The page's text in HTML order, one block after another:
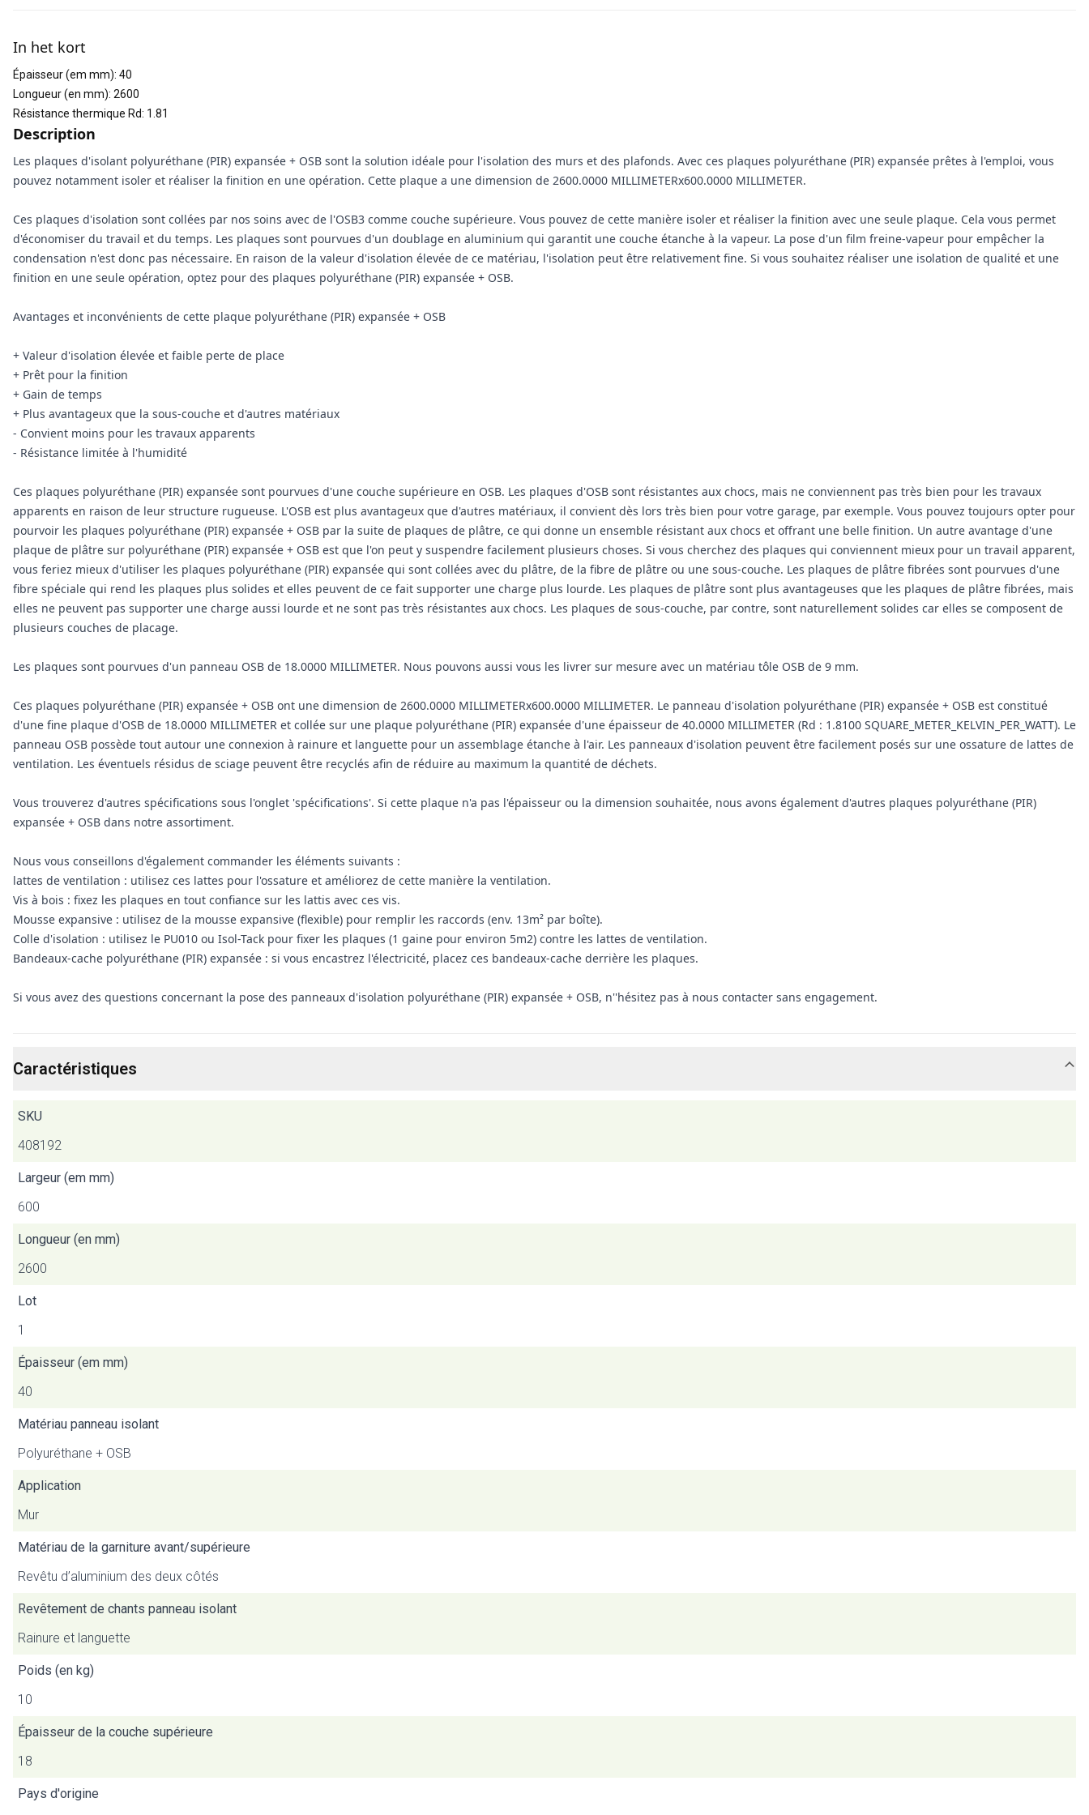
In het kort
Épaisseur (em mm): 40
Longueur (en mm): 2600
Résistance thermique Rd: 1.81
Description
Les plaques d'isolant polyuréthane (PIR) expansée + OSB sont la solution idéale pour l'isolation des murs et des plafonds. Avec ces plaques polyuréthane (PIR) expansée prêtes à l'emploi, vous
pouvez notamment isoler et réaliser la finition en une opération. Cette plaque a une dimension de 2600.0000 MILLIMETERx600.0000 MILLIMETER.
Ces plaques d'isolation sont collées par nos soins avec de l'OSB3 comme couche supérieure. Vous pouvez de cette manière isoler et réaliser la finition avec une seule plaque. Cela vous permet
d'économiser du travail et du temps. Les plaques sont pourvues d'un doublage en aluminium qui garantit une couche étanche à la vapeur. La pose d'un film freine-vapeur pour empêcher la
condensation n'est donc pas nécessaire. En raison de la valeur d'isolation élevée de ce matériau, l'isolation peut être relativement fine. Si vous souhaitez réaliser une isolation de qualité et une
finition en une seule opération, optez pour des plaques polyuréthane (PIR) expansée + OSB.
Avantages et inconvénients de cette plaque polyuréthane (PIR) expansée + OSB
+ Valeur d'isolation élevée et faible perte de place
+ Prêt pour la finition
+ Gain de temps
+ Plus avantageux que la sous-couche et d'autres matériaux
- Convient moins pour les travaux apparents
- Résistance limitée à l'humidité
Ces plaques polyuréthane (PIR) expansée sont pourvues d'une couche supérieure en OSB. Les plaques d'OSB sont résistantes aux chocs, mais ne conviennent pas très bien pour les travaux
apparents en raison de leur structure rugueuse. L'OSB est plus avantageux que d'autres matériaux, il convient dès lors très bien pour votre garage, par exemple. Vous pouvez toujours opter pour
pourvoir les plaques polyuréthane (PIR) expansée + OSB par la suite de plaques de plâtre, ce qui donne un ensemble résistant aux chocs et offrant une belle finition. Un autre avantage d'une
plaque de plâtre sur polyuréthane (PIR) expansée + OSB est que l'on peut y suspendre facilement plusieurs choses. Si vous cherchez des plaques qui conviennent mieux pour un travail apparent,
vous feriez mieux d'utiliser les plaques polyuréthane (PIR) expansée qui sont collées avec du plâtre, de la fibre de plâtre ou une sous-couche. Les plaques de plâtre fibrées sont pourvues d'une
fibre spéciale qui rend les plaques plus solides et elles peuvent de ce fait supporter une charge plus lourde. Les plaques de plâtre sont plus avantageuses que les plaques de plâtre fibrées, mais
elles ne peuvent pas supporter une charge aussi lourde et ne sont pas très résistantes aux chocs. Les plaques de sous-couche, par contre, sont naturellement solides car elles se composent de
plusieurs couches de placage.
Les plaques sont pourvues d'un panneau OSB de 18.0000 MILLIMETER. Nous pouvons aussi vous les livrer sur mesure avec un matériau tôle OSB de 9 mm.
Ces plaques polyuréthane (PIR) expansée + OSB ont une dimension de 2600.0000 MILLIMETERx600.0000 MILLIMETER. Le panneau d'isolation polyuréthane (PIR) expansée + OSB est constitué
d'une fine plaque d'OSB de 18.0000 MILLIMETER et collée sur une plaque polyuréthane (PIR) expansée d'une épaisseur de 40.0000 MILLIMETER (Rd : 1.8100 SQUARE_METER_KELVIN_PER_WATT). Le
panneau OSB possède tout autour une connexion à rainure et languette pour un assemblage étanche à l'air. Les panneaux d'isolation peuvent être facilement posés sur une ossature de lattes de
ventilation. Les éventuels résidus de sciage peuvent être recyclés afin de réduire au maximum la quantité de déchets.
Vous trouverez d'autres spécifications sous l'onglet 'spécifications'. Si cette plaque n'a pas l'épaisseur ou la dimension souhaitée, nous avons également d'autres plaques polyuréthane (PIR)
expansée + OSB dans notre assortiment.
Nous vous conseillons d'également commander les éléments suivants :
lattes de ventilation : utilisez ces lattes pour l'ossature et améliorez de cette manière la ventilation.
Vis à bois : fixez les plaques en tout confiance sur les lattis avec ces vis.
Mousse expansive : utilisez de la mousse expansive (flexible) pour remplir les raccords (env. 13m² par boîte).
Colle d'isolation : utilisez le PU010 ou Isol-Tack pour fixer les plaques (1 gaine pour environ 5m2) contre les lattes de ventilation.
Bandeaux-cache polyuréthane (PIR) expansée : si vous encastrez l'électricité, placez ces bandeaux-cache derrière les plaques.
Si vous avez des questions concernant la pose des panneaux d'isolation polyuréthane (PIR) expansée + OSB, n''hésitez pas à nous contacter sans engagement.
Caractéristiques
SKU
408192
Largeur (em mm)
600
Longueur (en mm)
2600
Lot
1
Épaisseur (em mm)
40
Matériau panneau isolant
Polyuréthane + OSB
Application
Mur
Matériau de la garniture avant/supérieure
Revêtu d’aluminium des deux côtés
Revêtement de chants panneau isolant
Rainure et languette
Poids (en kg)
10
Épaisseur de la couche supérieure
18
Pays d'origine